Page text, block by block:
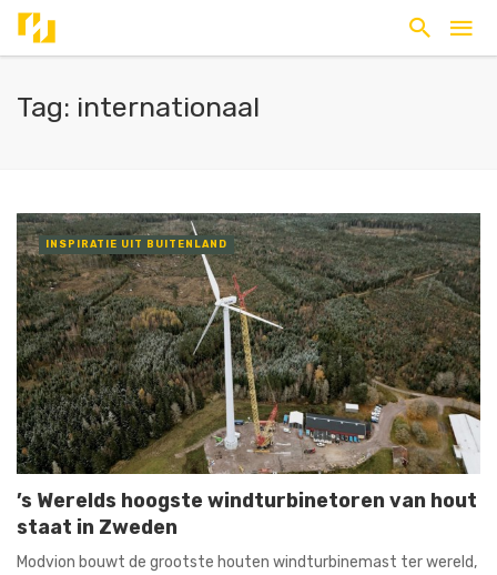
Tag: internationaal
INSPIRATIE UIT BUITENLAND
’s Werelds hoogste windturbinetoren van hout
staat in Zweden
Modvion bouwt de grootste houten windturbinemast ter wereld,